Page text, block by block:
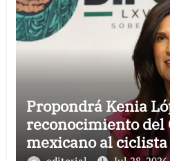
Propondrá Kenia
reconocimiento del
mexicano al